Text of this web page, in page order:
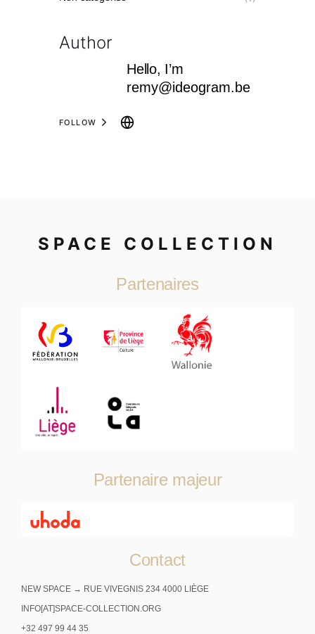
Author
Hello, I’m
remy@ideogram.be
FOLLOW
SPACE COLLECTION
Partenaires
Partenaire majeur
Contact
NEW SPACE → RUE VIVEGNIS 234 4000 LIÈGE
INFO[AT]SPACE-COLLECTION.ORG
+32 497 99 44 35